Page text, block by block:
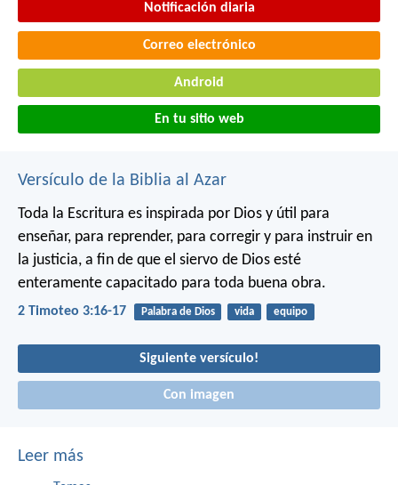
Notificación diaria
Correo electrónico
Android
En tu sitio web
Versículo de la Biblia al Azar
Toda la Escritura es inspirada por Dios y útil para
enseñar, para reprender, para corregir y para instruir en
la justicia, a fin de que el siervo de Dios esté
enteramente capacitado para toda buena obra.
2 Timoteo 3:16-17 Palabra de Dios vida equipo
Siguiente versículo!
Con imagen
Leer más